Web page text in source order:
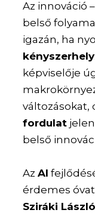
Az innováció
belső
igazán, ha
képviselője
változásokat,
fordulat
belső
AzAI
érdemes
Sziráki László